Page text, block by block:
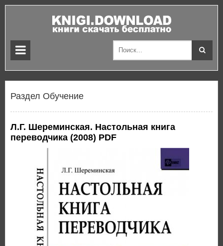
Раздел Обучение
Л.Г. Шереминская. Настольная книга
переводчика (2008) PDF